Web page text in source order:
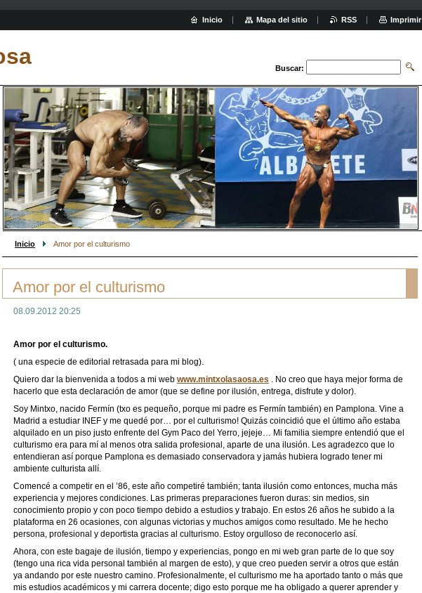
Buscar:
Inicio Amor por el culturismo
Amor por el culturismo
08.09.2012 20:25
Amor por el culturismo.
( una especie de editorial retrasada para mi blog).
Quiero dar la bienvenida a todos a mi web www.mintxolasaosa.es . No creo que haya mejor forma de
hacerlo que esta declaración de amor (que se define por ilusión, entrega, disfrute y dolor).
Soy Mintxo, nacido Fermín (txo es pequeño, porque mi padre es Fermín también) en Pamplona. Vine a
Madrid a estudiar INEF y me quedé por… por el culturismo! Quizás coincidió que el último año estaba
alquilado en un piso justo enfrente del Gym Paco del Yerro, jejeje… Mi familia siempre entendió que el
culturismo era para mí al menos otra salida profesional, aparte de una ilusión. Les agradezco que lo
entendieran así porque Pamplona es demasiado conservadora y jamás hubiera logrado tener mi
ambiente culturista allí.
Comencé a competir en el ’86, este año competiré también; tanta ilusión como entonces, mucha más
experiencia y mejores condiciones. Las primeras preparaciones fueron duras: sin medios, sin
conocimiento propio y con poco tiempo debido a estudios y trabajo. En estos 26 años he subido a la
plataforma en 26 ocasiones, con algunas victorias y muchos amigos como resultado. Me he hecho
persona, profesional y deportista gracias al culturismo. Estoy orgulloso de reconocerlo así.
Ahora, con este bagaje de ilusión, tiempo y experiencias, pongo en mi web gran parte de lo que soy
(tengo una rica vida personal también al margen de esto), y que creo pueden servir a otros que están
ya andando por este nuestro camino. Profesionalmente, el culturismo me ha aportado tanto o más que
mis estudios académicos y mi carrera docente; digo esto porque me ha obligado a querer aprender y
Inicio Mapa del sitio RSS Imprimir